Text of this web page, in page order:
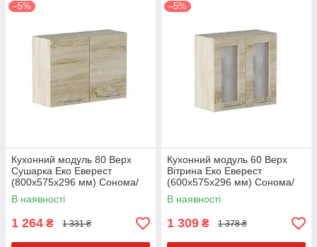
–5%
Кухонний модуль 80 Верх
Сушарка Еко Еверест
(800х575х296 мм) Сонома/
Сонома
В наявності
1 264 ₴ 1 331 ₴
–5%
Кухонний модуль 60 Верх
Вітрина Еко Еверест
(600х575х296 мм) Сонома/
Сонома
В наявності
1 309 ₴ 1 378 ₴